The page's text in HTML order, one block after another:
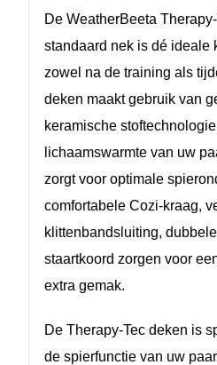
De WeatherBeeta
standaard nek is dé ideale
zowel na de training als
deken maakt gebruik van
keramische
lichaamswarmte van uw
zorgt voor optimale
comfortabele Cozi-kraag,
klittenbandsluiting,
staartkoord zorgen voor
extra gemak.
De Therapy-Tec deken is
de spierfunctie van uw